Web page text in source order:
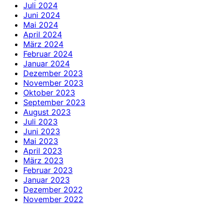
Juli 2024
Juni 2024
Mai 2024
April 2024
März 2024
Februar 2024
Januar 2024
Dezember 2023
November 2023
Oktober 2023
September 2023
August 2023
Juli 2023
Juni 2023
Mai 2023
April 2023
März 2023
Februar 2023
Januar 2023
Dezember 2022
November 2022